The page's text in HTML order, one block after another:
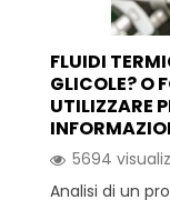
FLUIDI
GLICOLE? O
UTILIZZARE
5694
Analisi di un